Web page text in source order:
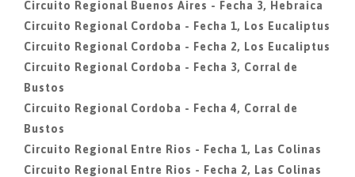
Circuito Regional Buenos Aires - Fecha 3, Hebraica
Circuito Regional Cordoba - Fecha 1, Los Eucaliptus
Circuito Regional Cordoba - Fecha 2, Los Eucaliptus
Circuito Regional Cordoba - Fecha 3, Corral de
Bustos
Circuito Regional Cordoba - Fecha 4, Corral de
Bustos
Circuito Regional Entre Rios - Fecha 1, Las Colinas
Circuito Regional Entre Rios - Fecha 2, Las Colinas